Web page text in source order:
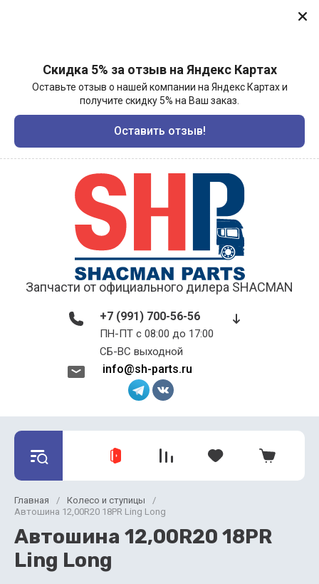
Скидка 5% за отзыв на Яндекс Картах
Оставьте отзыв о нашей компании на Яндекс Картах и
получите скидку 5% на Ваш заказ.
Оставить отзыв!
Запчасти от официального дилера SHACMAN
+7 (991) 700-56-56
ПН-ПТ с 08:00 до 17:00 ​​​​​​​
СБ-ВС выходной
info@sh-parts.ru
Главная / Колесо и ступицы
/
Автошина 12,00R20 18PR Ling Long
Автошина 12,00R20 18PR
Ling Long